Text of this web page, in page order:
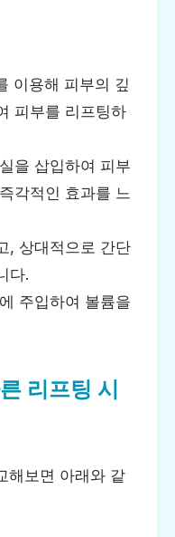
이용해 피부의 깊
피부를 리프팅하
을 삽입하여 피부
각적인 효과를 느
, 상대적으로 간단
다.
주입하여 볼륨을
리프팅 시
해보면 아래와 같